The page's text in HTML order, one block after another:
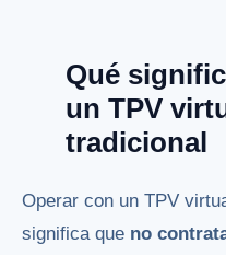
Qué
un TPV
tradicional
Operar con un TPV
significa que no